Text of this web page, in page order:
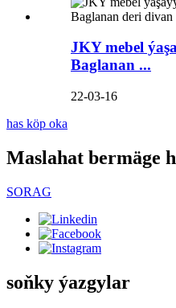
JKY mebel
Baglanan ...
22-03-16
has köp oka
Maslahat bermäge
SORAG
soňky ýazgylar